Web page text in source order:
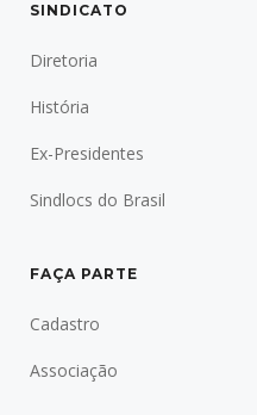
SINDICATO
Diretoria
História
Ex-Presidentes
Sindlocs do Brasil
FAÇA PARTE
Cadastro
Associação